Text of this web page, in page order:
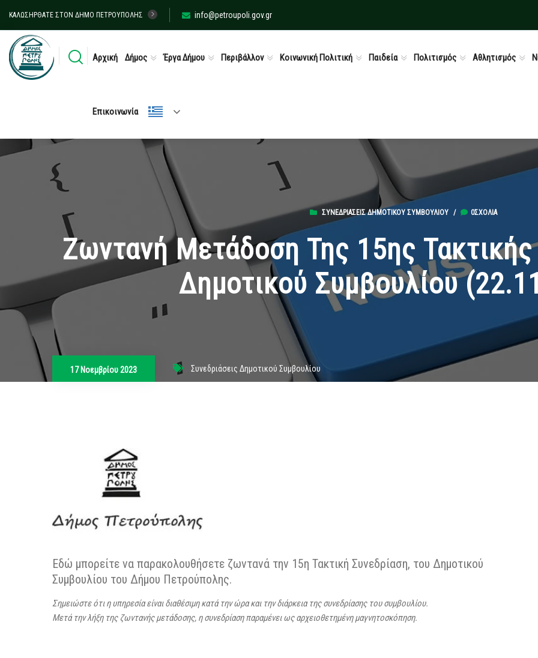
ΚΑΛΩΣΉΡΘΑΤΕ ΣΤΟΝ ΔΉΜΟ ΠΕΤΡΟΎΠΟΛΗΣ info@petroupoli.gov.gr
Αρχική Δήμος Έργα Δήμου Περιβάλλον Κοινωνική Πολιτική Παιδεία Πολιτισμός Αθλητισμός
Επικοινωνία
ΣΥΝΕΔΡΙΆΣΕΙΣ ΔΗΜΟΤΙΚΟΎ ΣΥΜΒΟΥΛΊΟΥ / 0ΣΧΌΛΙΑ
Ζωντανή Μετάδοση Της 15ης
Δημοτικού Συμβουλίου
17 Νοεμβρίου 2023 Συνεδριάσεις Δημοτικού Συμβουλίου
Εδώ μπορείτε να παρακολουθήσετε ζωντανά την 15η Τακτική Συνεδρίαση, του Δημοτικού
Συμβουλίου του Δήμου Πετρούπολης.
Σημειώστε ότι η υπηρεσία είναι διαθέσιμη κατά την ώρα και την διάρκεια της συνεδρίασης του συμβουλίου.
Μετά την λήξη της ζωντανής μετάδοσης, η συνεδρίαση παραμένει ως αρχειοθετημένη μαγνητοσκόπηση.